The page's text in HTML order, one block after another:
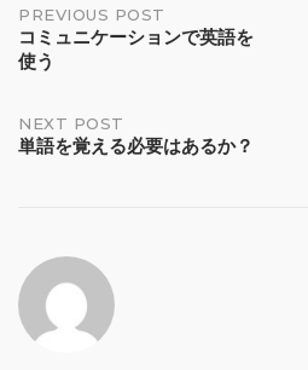
Post
navigation
PREVIOUS POST
コミュニケーションで英語を
使う
NEXT POST
単語を覚える必要はあるか？